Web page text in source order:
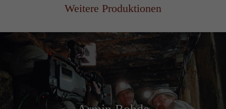
Weitere Produktionen